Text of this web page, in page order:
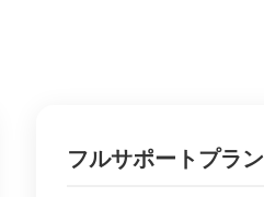
フルサポートプラン